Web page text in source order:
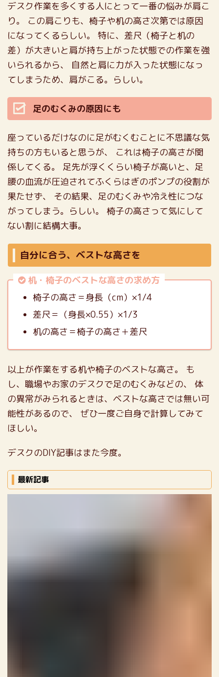
デスク作業を多くする人にとって一番の悩みが肩こ
り。
この肩こりも、椅子や机の高さ次第では原因
になってくるらしい。
特に、差尺（椅子と机の
差）が大きいと肩が持ち上がった状態での作業を強
いられるから、
自然と肩に力が入った状態になっ
てしまうため、肩がこる。らしい。
足のむくみの原因にも
座っているだけなのに足がむくむことに不思議な気
持ちの方もいると思うが、
これは椅子の高さが関
係してくる。
足先が浮くくらい椅子が高いと、足
腰の血流が圧迫されてふくらはぎのポンプの役割が
果たせず、
その結果、足のむくみや冷え性につな
がってしまう。らしい。
椅子の高さって気にして
ない割に結構大事。
自分に合う、ベストな高さを
机・椅子のベストな高さの求め方
椅子の高さ＝身長（cm）×1/4
差尺＝（身長×0.55）×1/3
机の高さ＝椅子の高さ＋差尺
以上が作業をする机や椅子のベストな高さ。
も
し、職場やお家のデスクで足のむくみなどの、
体
の異常がみられるときは、ベストな高さでは無い可
能性があるので、
ぜひ一度ご自身で計算してみて
ほしい。
デスクのDIY記事はまた今度。
最新記事